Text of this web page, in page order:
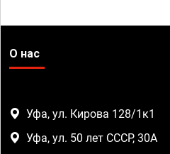
О нас
Уфа, ул. Кирова 128/1к1
Уфа, ул. 50 лет СССР, 30А